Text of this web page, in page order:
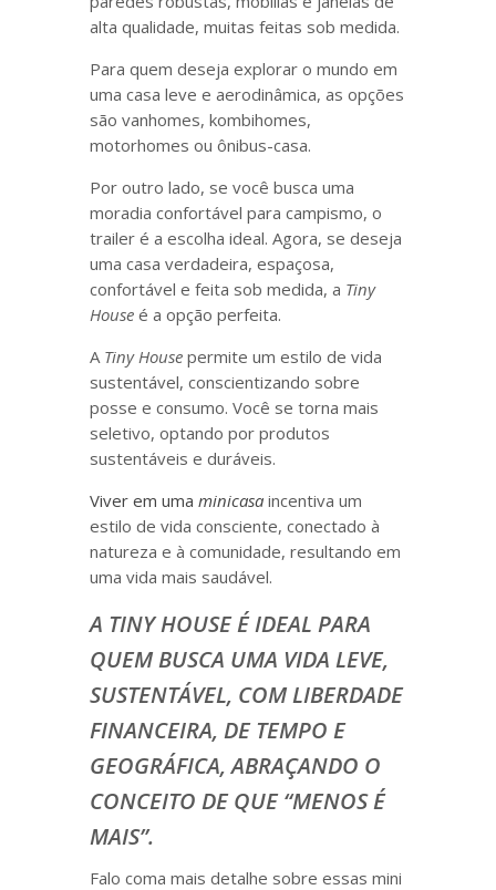
alta qualidade, muitas feitas sob medida.
Para quem deseja explorar o mundo em
uma casa leve e aerodinâmica, as opções
são vanhomes, kombihomes,
motorhomes ou ônibus-casa.
Por outro lado, se você busca uma
moradia confortável para campismo, o
trailer é a escolha ideal. Agora, se deseja
uma casa verdadeira, espaçosa,
confortável e feita sob medida, a Tiny
House é a opção perfeita.
A Tiny House permite um estilo de vida
sustentável, conscientizando sobre
posse e consumo. Você se torna mais
seletivo, optando por produtos
sustentáveis e duráveis.
Viver em umaminicasa incentiva um
estilo de vida consciente, conectado à
natureza e à comunidade, resultando em
uma vida mais saudável.
A TINY HOUSE É IDEAL PARA
QUEM BUSCA UMA VIDA LEVE,
SUSTENTÁVEL, COM LIBERDADE
FINANCEIRA, DE TEMPO E
GEOGRÁFICA, ABRAÇANDO O
CONCEITO DE QUE “MENOS É
MAIS”.
Falo coma mais detalhe sobre essas mini